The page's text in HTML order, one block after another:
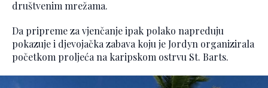
društvenim mrežama.
Da pripreme za vjenčanje ipak polako napreduju
pokazuje i djevojačka zabava koju je Jordyn organizirala
početkom proljeća na karipskom ostrvu St. Barts.